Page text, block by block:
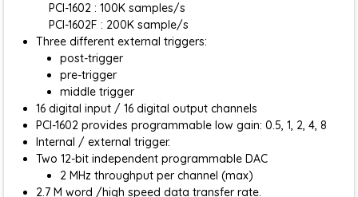
PCI-1602 : 100K samples/s
PCI-1602F : 200K sample/s
Three different external triggers:
post-trigger
pre-trigger
middle trigger
16 digital input / 16 digital output channels
PCI-1602 provides programmable low gain: 0.5, 1, 2, 4, 8
Internal / external trigger.
Two 12-bit independent programmable DAC
2 MHz throughput per channel (max)
2.7 M word /high speed data transfer rate.